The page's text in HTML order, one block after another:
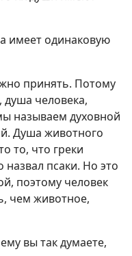
имеет одинаковую
принять. Потому
душа человека,
называем духовной
Душа животного
то, что греки
назвал псаки. Но это
поэтому человек
чем животное,
вы так думаете,